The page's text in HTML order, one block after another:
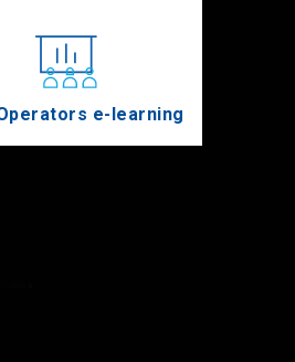
e-learning